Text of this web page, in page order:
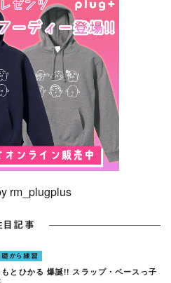
rm_plugplus
目記事
から練習
もとひかる 爆誕!! スラップ・ベースっ子